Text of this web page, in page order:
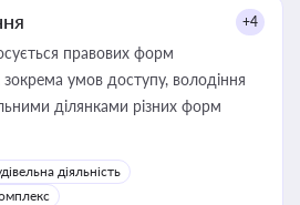
+4
правових форм
умов доступу, володіння
ділянками різних форм
діяльність